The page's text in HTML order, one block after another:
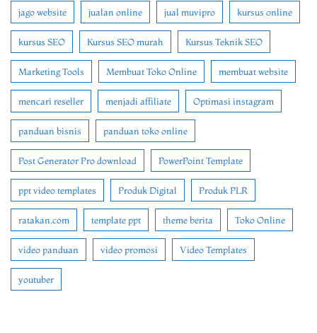
jago website jualan online jual muvipro kursus online
kursus SEO Kursus SEO murah Kursus Teknik SEO
Marketing Tools Membuat Toko Online membuat website
mencari reseller menjadi affiliate Optimasi instagram
panduan bisnis panduan toko online
Post Generator Pro download PowerPoint Template
ppt video templates Produk Digital Produk PLR
ratakan.com template ppt theme berita Toko Online
video panduan video promosi Video Templates
youtuber